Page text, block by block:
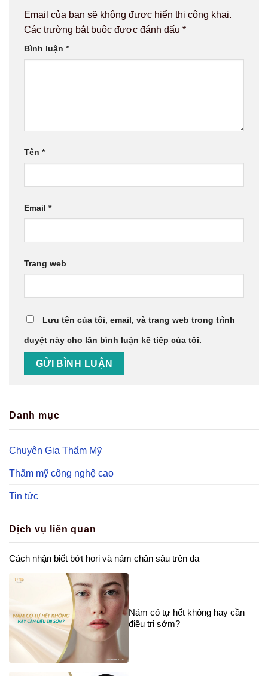
Email của bạn sẽ không được hiển thị công khai.
Các trường bắt buộc được đánh dấu *
Bình luận *
Tên *
Email *
Trang web
Lưu tên của tôi, email, và trang web trong trình
duyệt này cho lần bình luận kế tiếp của tôi.
Danh mục
Chuyên Gia Thẩm Mỹ
Thẩm mỹ công nghệ cao
Tin tức
Dịch vụ liên quan
Cách nhận biết bớt hori và nám chân sâu trên da
Nám có tự hết không hay cần
điều trị sớm?